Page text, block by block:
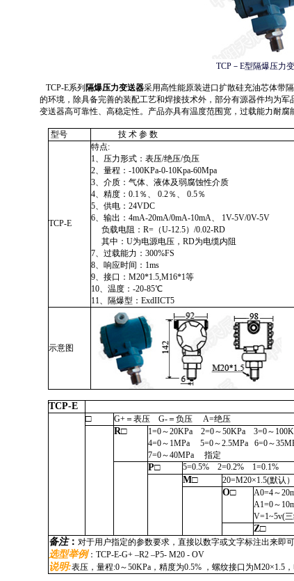
TCP－E型隔爆压力
TCP-E系列 隔爆压力变送器采用高性能原装进口扩散硅充油芯体带
的环境，除具备完善的装配工艺和焊接技术外，部分有源器件均为
变送器高可靠性、高稳定性。产品亦具有温度范围宽，过载能力耐腐
型号 技 术 参 数
TCP-E
特点:
1、压力形式：表压/绝压/负压
2、量程：-100KPa-0-10Kpa-60Mpa
3、介质：气体、液体及弱腐蚀性介质
4、精度：0.1％、 0.2％、 0.5％
5、供电：24VDC
6、输出：4mA-20mA/0mA-10mA、 1V-5V/0V-5V
负载电阻：R=（U-12.5）/0.02-RD
其中：U为电源电压，RD为电缆内阻
7、过载能力：300%FS
8、响应时间：1ms
9、接口：M20*1.5,M16*1等
10、温度：-20-85℃
11、隔爆型：ExdIICT5
示意图
TCP-E
□ G+＝表压 G-＝负压 A=绝压
R□
1=0～20KPa 2=0～50KPa 3=0～
4=0～1MPa 5=0～2.5MPa 6=0～
7=0～40MPa 指定
P□ 5=0.5% 2=0.2% 1=0.1%
M□ 20=M20×1.5(默认
O□
A0=4～
A1=0～
V=1~5v(
Z□
备注： 对于用户指定的参数要求，直接以数字或文字标注出来即
选型举例： TCP-E-G+ –R2 –P5- M20 - OV
说明:表压，量程:0～50KPa，精度为0.5% ，螺纹接口为M20×1.5